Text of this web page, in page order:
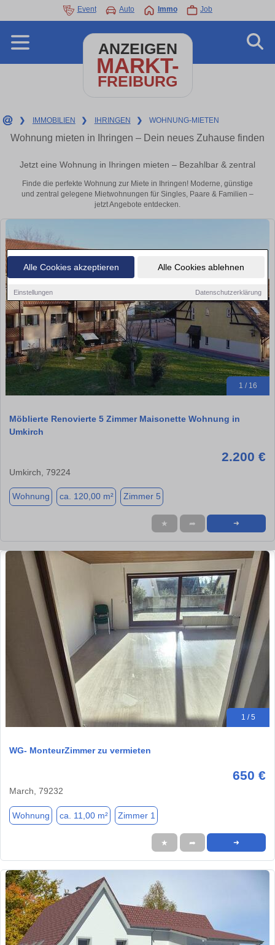
Alle Cookies akzeptieren Alle Cookies ablehnen
Einstellungen Datenschutzerklärung
Event Auto Immo Job
ANZEIGEN
MARKT-
FREIBURG
❯ IMMOBILIEN ❯ IHRINGEN ❯ WOHNUNG-MIETEN
Wohnung mieten in Ihringen – Dein neues Zuhause finden
Jetzt eine Wohnung in Ihringen mieten – Bezahlbar & zentral
Finde die perfekte Wohnung zur Miete in Ihringen! Moderne, günstige
und zentral gelegene Mietwohnungen für Singles, Paare & Familien –
jetzt Angebote entdecken.
1 / 16
Möblierte Renovierte 5 Zimmer Maisonette Wohnung in
Umkirch
2.200 €
Umkirch, 79224
Wohnung ca. 120,00 m² Zimmer 5
★ ➦ ➜
1 / 5
WG- MonteurZimmer zu vermieten
650 €
March, 79232
Wohnung ca. 11,00 m² Zimmer 1
★ ➦ ➜